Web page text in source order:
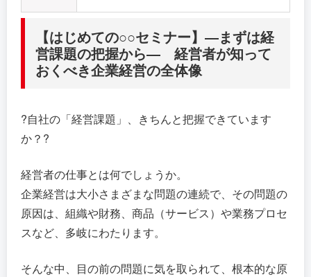
【はじめての○○セミナー】―まずは経
営課題の把握から― 経営者が知って
おくべき企業経営の全体像
?自社の「経営課題」、きちんと把握できています
か？?
経営者の仕事とは何でしょうか。
企業経営は大小さまざまな問題の連続で、その問題の
原因は、組織や財務、商品（サービス）や業務プロセ
スなど、多岐にわたります。
そんな中、目の前の問題に気を取られて、根本的な原